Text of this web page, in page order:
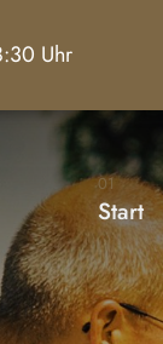
Uhr
01
Start